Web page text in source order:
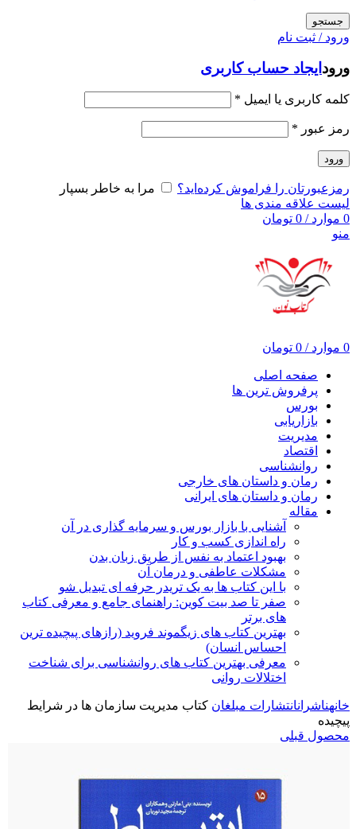
جستجو
ورود / ثبت نام
ورود ایجاد حساب کاربری
کلمه کاربری یا ایمیل *
رمز عبور *
ورود
رمزعبورتان را فراموش کرده‌اید؟
مرا به خاطر بسپار
لیست علاقه مندی ها
0 موارد /
0 تومان
منو
0 موارد /
0 تومان
صفحه اصلی
پرفروش ترین ها
بورس
بازاریابی
مدیریت
اقتصاد
روانشناسی
رمان و داستان های خارجی
رمان و داستان های ایرانی
مقاله
آشنایی با بازار بورس و سرمایه گذاری در آن
راه اندازی کسب و کار
بهبود اعتماد به نفس از طریق زبان بدن
مشکلات عاطفی و درمان آن
با این کتاب ها به یک تریدر حرفه ای تبدیل شو
صفر تا صد بیت کوین: راهنمای جامع و معرفی کتاب
های برتر
بهترین کتاب های زیگموند فروید (رازهای پیچیده ترین
احساس انسان)
معرفی بهترین کتاب های روانشناسی برای شناخت
اختلالات روانی
خانهناشرانانتشارات مبلغان کتاب مدیریت سازمان ها در شرایط
پیچیده
محصول قبلی